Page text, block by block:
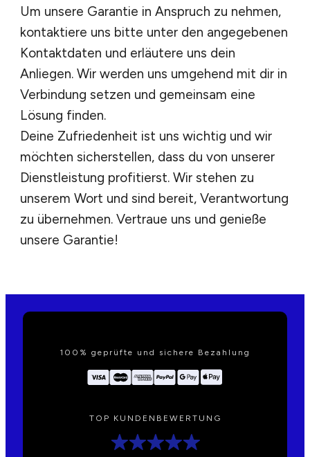
Um unsere Garantie in Anspruch zu nehmen,
kontaktiere uns bitte unter den angegebenen
Kontaktdaten und erläutere uns dein
Anliegen. Wir werden uns umgehend mit dir in
Verbindung setzen und gemeinsam eine
Lösung finden.
Deine Zufriedenheit ist uns wichtig und wir
möchten sicherstellen, dass du von unserer
Dienstleistung profitierst. Wir stehen zu
unserem Wort und sind bereit, Verantwortung
zu übernehmen. Vertraue uns und genieße
unsere Garantie!
100% geprüfte und sichere Bezahlung
TOP KUNDENBEWERTUNG